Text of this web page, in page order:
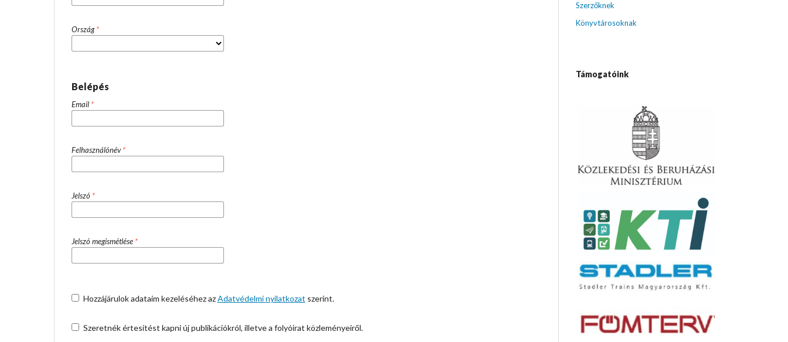
Ország*
Belépés
Email *
Felhasználónév*
Jelszó *
Jelszó megismétlése *
Hozzájárulok adataim kezeléséhez azAdatvédelmi nyilatkozat szerint.
Szeretnék értesítést kapni új publikációkról, illetve a folyóirat közleményeiről.
Szerzőknek
Könyvtárosoknak
Támogatóink